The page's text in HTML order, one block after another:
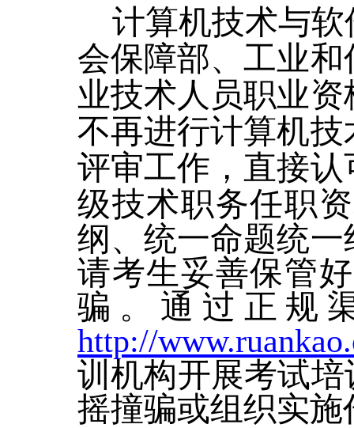
计算机技术与软
会保障部、工业
业技术人员职业
不再进行计算机
评审工作，直接
级技术职务任职
纲、统一命题统
请考生妥善保管
骗。 通过正规
http://
训机构开展考试
摇撞骗或组织实